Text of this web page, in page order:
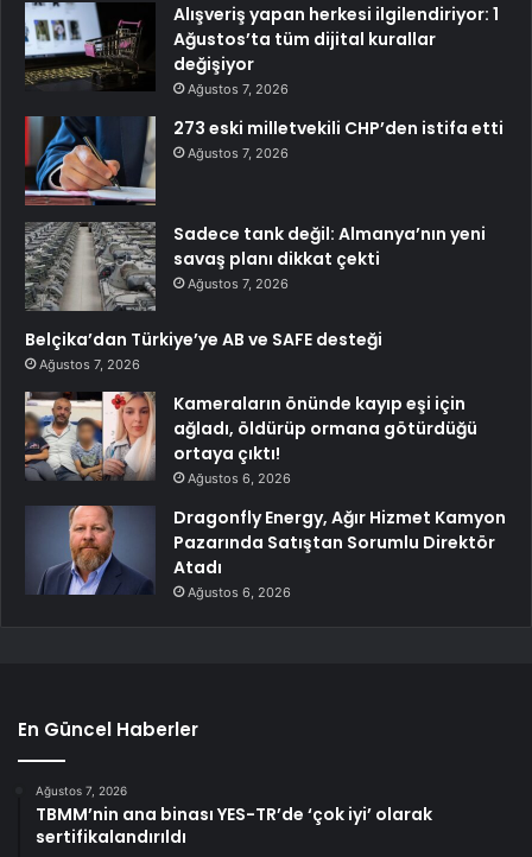
Alışveriş yapan herkesi ilgilendiriyor: 1
Ağustos’ta tüm dijital kurallar
değişiyor
Ağustos 7, 2026
273 eski milletvekili CHP’den istifa etti
Ağustos 7, 2026
Sadece tank değil: Almanya’nın yeni
savaş planı dikkat çekti
Ağustos 7, 2026
Belçika’dan Türkiye’ye AB ve SAFE desteği
Ağustos 7, 2026
Kameraların önünde kayıp eşi için
ağladı, öldürüp ormana götürdüğü
ortaya çıktı!
Ağustos 6, 2026
Dragonfly Energy, Ağır Hizmet Kamyon
Pazarında Satıştan Sorumlu Direktör
Atadı
Ağustos 6, 2026
En Güncel Haberler
Ağustos 7, 2026
TBMM’nin ana binası YES-TR’de ‘çok iyi’ olarak
sertifikalandırıldı